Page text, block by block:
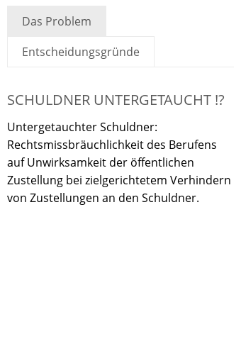
Das Problem
Entscheidungsgründe
SCHULDNER UNTERGETAUCHT !?
Untergetauchter Schuldner:
Rechtsmissbräuchlichkeit des Berufens
auf Unwirksamkeit der öffentlichen
Zustellung bei zielgerichtetem Verhindern
von Zustellungen an den Schuldner.